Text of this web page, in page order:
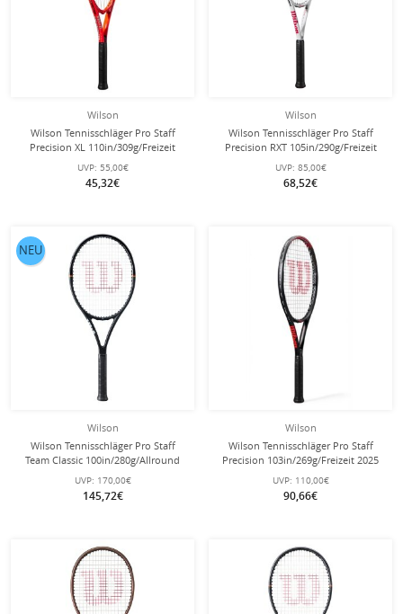
Wilson
Wilson Tennisschläger Pro Staff
Precision XL 110in/309g/Freizeit
2025 rot - besaitet -
UVP: 55,00€
45,32€
Wilson
Wilson Tennisschläger Pro Staff
Precision RXT 105in/290g/Freizeit
2025 hellgrau - besaitet -
UVP: 85,00€
68,52€
Wilson
Wilson Tennisschläger Pro Staff
Team Classic 100in/280g/Allround
2026 schwarz - besaitet -
UVP: 170,00€
145,72€
NEU
Wilson
Wilson Tennisschläger Pro Staff
Precision 103in/269g/Freizeit 2025
schwarz - besaitet -
UVP: 110,00€
90,66€